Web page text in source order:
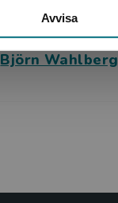
Avvisa
Björn Wahlberg